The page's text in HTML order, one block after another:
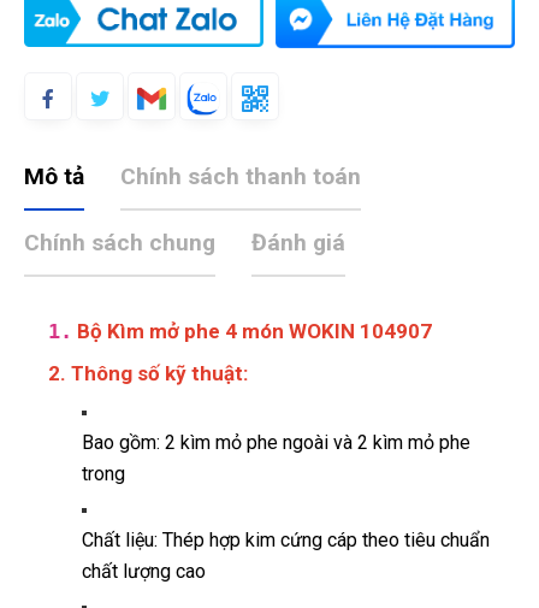
Mô tả Chính sách thanh toán
Chính sách chung Đánh giá
1. Bộ Kìm mở phe 4 món WOKIN 104907
2. Thông số kỹ thuật:
Bao gồm: 2 kìm mỏ phe ngoài và 2 kìm mỏ phe
trong
Chất liệu: Thép hợp kim cứng cáp theo tiêu chuẩn
chất lượng cao